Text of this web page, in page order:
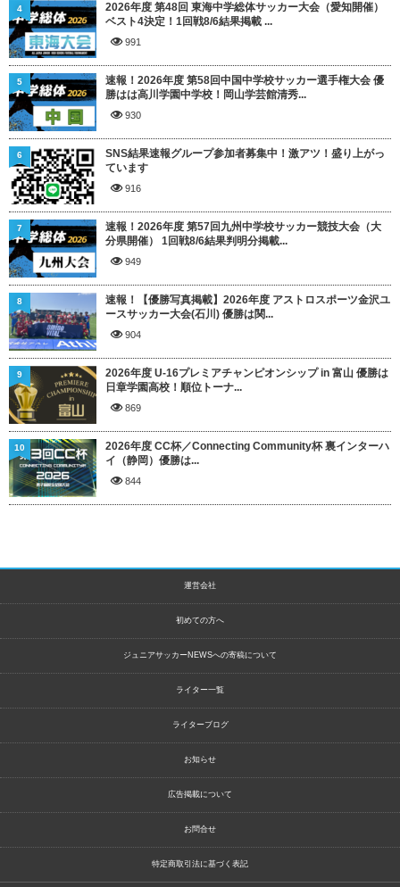
2026年度 第48回 東海中学総体サッカー大会（愛知開催）
ベスト4決定！1回戦8/6結果掲載 ...
991
4
速報！2026年度 第58回中国中学校サッカー選手権大会 優
勝はは高川学園中学校！岡山学芸館清秀...
930
5
SNS結果速報グループ参加者募集中！激アツ！盛り上がっ
ています
916
6
速報！2026年度 第57回九州中学校サッカー競技大会（大
分県開催） 1回戦8/6結果判明分掲載...
949
7
速報！【優勝写真掲載】2026年度 アストロスポーツ金沢ユ
ースサッカー大会(石川) 優勝は関...
904
8
2026年度 U-16プレミアチャンピオンシップ in 富山 優勝は
日章学園高校！順位トーナ...
869
9
2026年度 CC杯／Connecting Community杯 裏インターハ
イ（静岡）優勝は...
844
10
運営会社
初めての方へ
ジュニアサッカーNEWSへの寄稿について
ライター一覧
ライターブログ
お知らせ
広告掲載について
お問合せ
特定商取引法に基づく表記